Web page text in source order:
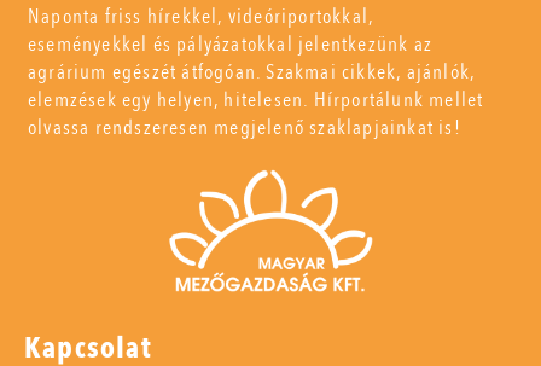
Naponta friss hírekkel, videóriportokkal,
eseményekkel és pályázatokkal jelentkezünk az
agrárium egészét átfogóan. Szakmai cikkek, ajánlók,
elemzések egy helyen, hitelesen. Hírportálunk mellet
olvassa rendszeresen megjelenő szaklapjainkat is!
Kapcsolat